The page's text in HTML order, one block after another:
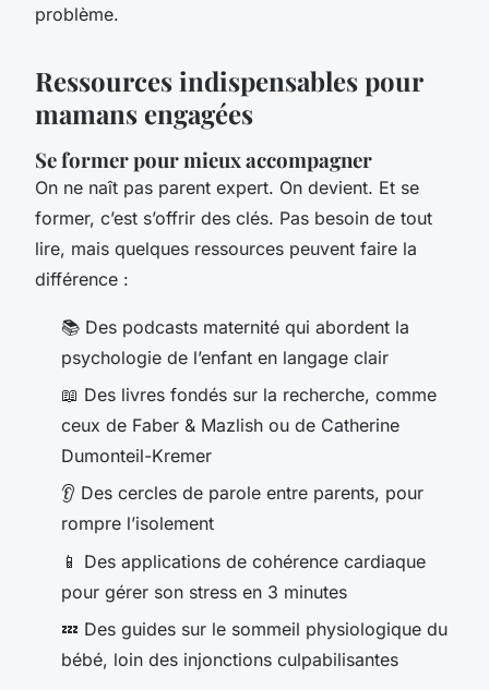
problème.
Ressources indispensables pour
mamans engagées
Se former pour mieux accompagner
On ne naît pas parent expert. On devient. Et se
former, c’est s’offrir des clés. Pas besoin de tout
lire, mais quelques ressources peuvent faire la
différence :
📚 Des podcasts maternité qui abordent la
psychologie de l’enfant en langage clair
📖 Des livres fondés sur la recherche, comme
ceux de Faber & Mazlish ou de Catherine
Dumonteil-Kremer
👂 Des cercles de parole entre parents, pour
rompre l’isolement
📱 Des applications de cohérence cardiaque
pour gérer son stress en 3 minutes
💤 Des guides sur le sommeil physiologique du
bébé, loin des injonctions culpabilisantes